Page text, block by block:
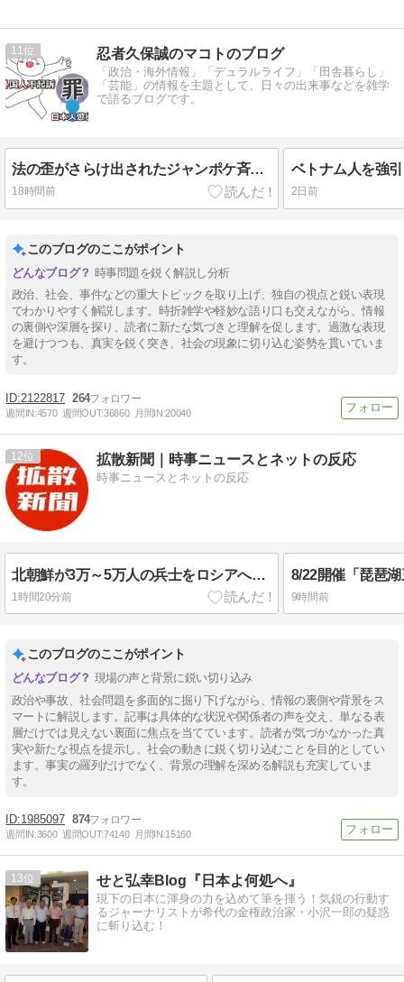
11 忍者久保誠のマコトのブログ
「政治・海外情報」「デュラルライフ」「田舎暮らし」
「芸能」の情報を主題として、日々の出来事などを雑学
で語るブログです。
法の歪がさらけ出されたジャンポケ斉藤に下された求刑7年
18時間前 2日前
このブログのここがポイント
時事問題を鋭く解説し分析
政治、社会、事件などの重大トピックを取り上げ、独自の視点と鋭い表現
でわかりやすく解説します。時折雑学や軽妙な語り口も交えながら、情報
の裏側や深層を探り、読者に新たな気づきと理解を促します。過激な表現
を避けつつも、真実を鋭く突き、社会の現象に切り込む姿勢を貫いていま
す。
2122817 264
週間IN:4570 週間OUT:36860 月間IN:20040
12 拡散新聞｜時事ニュースとネットの反応
時事ニュースとネットの反応
北朝鮮が3万～5万人の兵士をロシアへ派兵 ゼレンスキー大統領「韓国が我々に協力すべき」➾ ネット「そうやって北朝鮮の兵力を疲弊させてくれ」
1時間20分前 9時間前
このブログのここがポイント
現場の声と背景に鋭い切り込み
政治や事故、社会問題を多面的に掘り下げながら、情報の裏側や背景をス
マートに解説します。記事は具体的な状況や関係者の声を交え、単なる表
層だけでは見えない裏面に焦点を当てています。読者が気づかなかった真
実や新たな視点を提示し、社会の動きに鋭く切り込むことを目的としてい
ます。事実の羅列だけでなく、背景の理解を深める解説も充実していま
す。
1985097 874
週間IN:3600 週間OUT:74140 月間IN:15160
13 せと弘幸Blog『日本よ何処へ』
現下の日本に渾身の力を込めて筆を揮う！気鋭の行動す
るジャーナリストが希代の金権政治家・小沢一郎の疑惑
に斬り込む！